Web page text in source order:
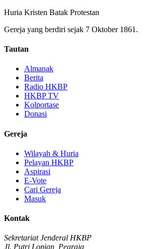
Huria Kristen Batak Protestan
Gereja yang berdiri sejak 7 Oktober 1861.
Tautan
Almanak
Berita
Radio HKBP
HKBP TV
Kolportase
Donasi
Gereja
Wilayah & Huria
Pelayan HKBP
Aspirasi
E-Vote
Cari Gereja
Masuk
Kontak
Sekretariat Jenderal HKBP
Jl. Putri Lopian, Pearaja